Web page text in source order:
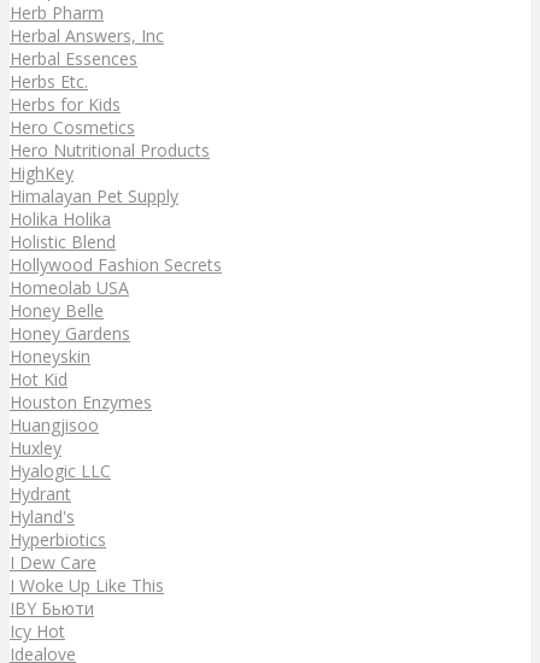
Herb Pharm
Herbal Answers, Inc
Herbal Essences
Herbs Etc.
Herbs for Kids
Hero Cosmetics
Hero Nutritional Products
HighKey
Himalayan Pet Supply
Holika Holika
Holistic Blend
Hollywood Fashion Secrets
Homeolab USA
Honey Belle
Honey Gardens
Honeyskin
Hot Kid
Houston Enzymes
Huangjisoo
Huxley
Hyalogic LLC
Hydrant
Hyland's
Hyperbiotics
I Dew Care
I Woke Up Like This
IBY Бьюти
Icy Hot
Idealove